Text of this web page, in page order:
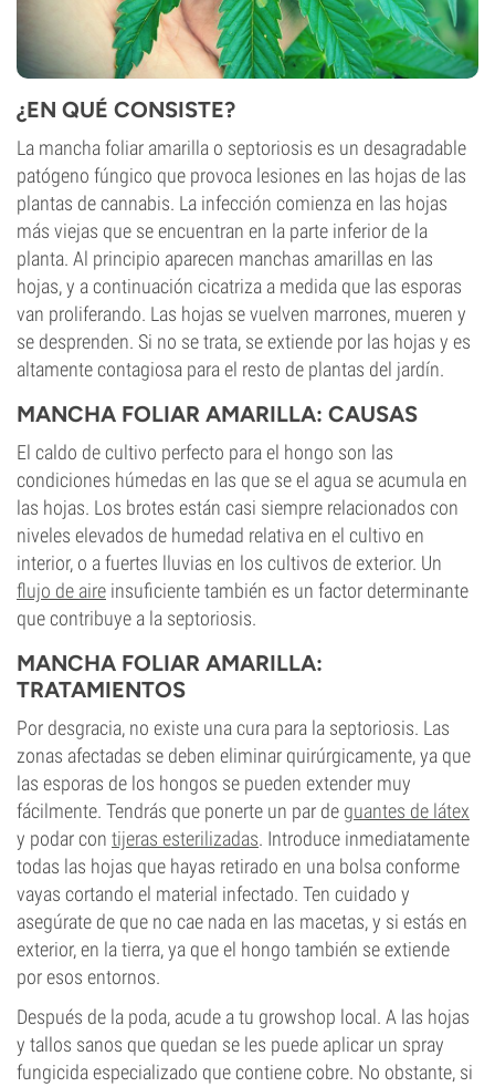
¿EN QUÉ CONSISTE?
La mancha foliar amarilla o septoriosis es un desagradable
patógeno fúngico que provoca lesiones en las hojas de las
plantas de cannabis. La infección comienza en las hojas
más viejas que se encuentran en la parte inferior de la
planta. Al principio aparecen manchas amarillas en las
hojas, y a continuación cicatriza a medida que las esporas
van proliferando. Las hojas se vuelven marrones, mueren y
se desprenden. Si no se trata, se extiende por las hojas y es
altamente contagiosa para el resto de plantas del jardín.
MANCHA FOLIAR AMARILLA: CAUSAS
El caldo de cultivo perfecto para el hongo son las
condiciones húmedas en las que se el agua se acumula en
las hojas. Los brotes están casi siempre relacionados con
niveles elevados de humedad relativa en el cultivo en
interior, o a fuertes lluvias en los cultivos de exterior. Un
flujo de aire insuficiente también es un factor determinante
que contribuye a la septoriosis.
MANCHA FOLIAR AMARILLA:
TRATAMIENTOS
Por desgracia, no existe una cura para la septoriosis. Las
zonas afectadas se deben eliminar quirúrgicamente, ya que
las esporas de los hongos se pueden extender muy
fácilmente. Tendrás que ponerte un par de guantes de látex
y podar con tijeras esterilizadas. Introduce inmediatamente
todas las hojas que hayas retirado en una bolsa conforme
vayas cortando el material infectado. Ten cuidado y
asegúrate de que no cae nada en las macetas, y si estás en
exterior, en la tierra, ya que el hongo también se extiende
por esos entornos.
Después de la poda, acude a tu growshop local. A las hojas
y tallos sanos que quedan se les puede aplicar un spray
fungicida especializado que contiene cobre. No obstante, si